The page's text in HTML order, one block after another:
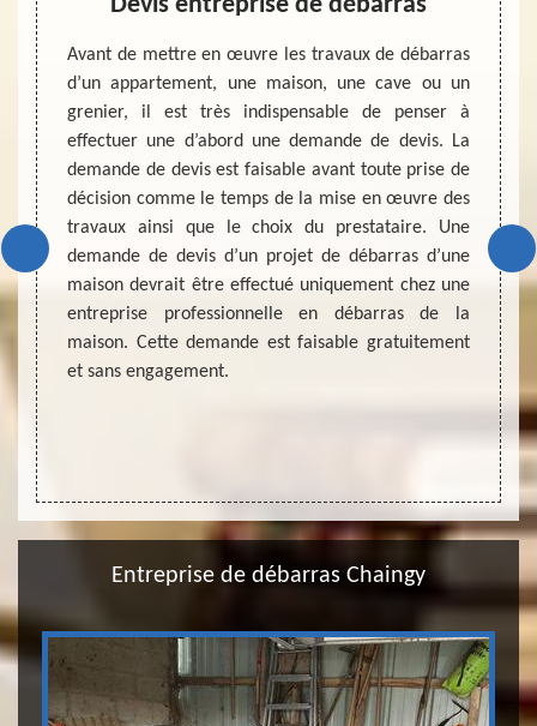
de
:
de
de
nous
vous
la
Avant de mettre en œuvre les travaux de débarras
d’un appartement, une maison, une cave ou un
grenier, il est très indispensable de penser à
effectuer une d’abord une demande de devis. La
demande de devis est faisable avant toute prise de
décision comme le temps de la mise en œuvre des
travaux ainsi que le choix du prestataire. Une
demande de devis d’un projet de débarras d’une
maison devrait être effectué uniquement chez une
entreprise professionnelle en débarras de la
maison. Cette demande est faisable gratuitement
et sans engagement.
Avez
Vous
vous
frais
dans
Entreprise de débarras Chaingy